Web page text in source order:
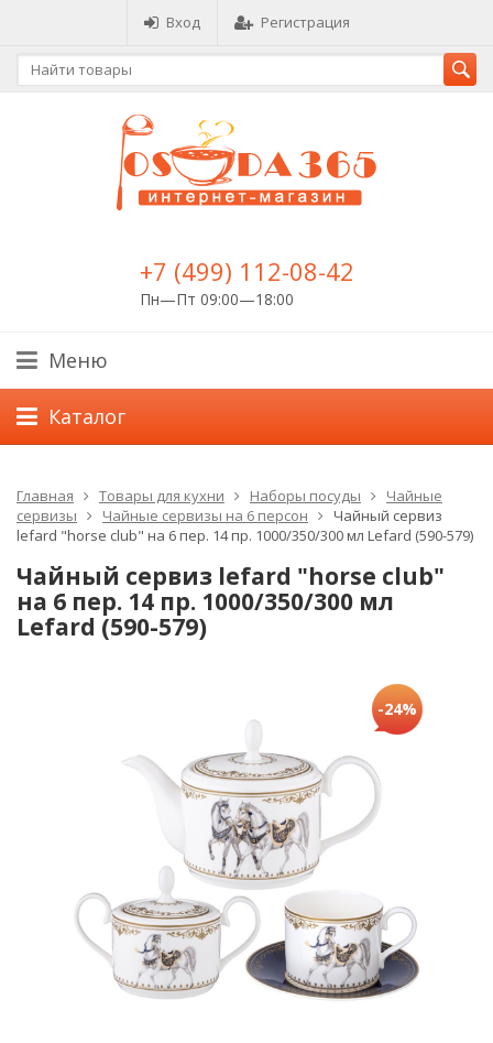
Вход Регистрация
+7 (499) 112-08-42
Пн—Пт 09:00—18:00
Меню
Каталог
Главная Товары для кухни Наборы посуды
Чайные
сервизы
Чайные сервизы на 6 персон
Чайный сервиз
lefard "horse club" на 6 пер. 14 пр. 1000/350/300 мл Lefard (590-579)
Чайный сервиз lefard "horse club"
на 6 пер. 14 пр. 1000/350/300 мл
Lefard (590-579)
-24%